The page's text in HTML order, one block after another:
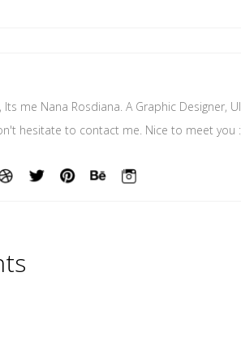
Its me Nana Rosdiana. A Graphic Designer,
hesitate to contact me. Nice to meet you